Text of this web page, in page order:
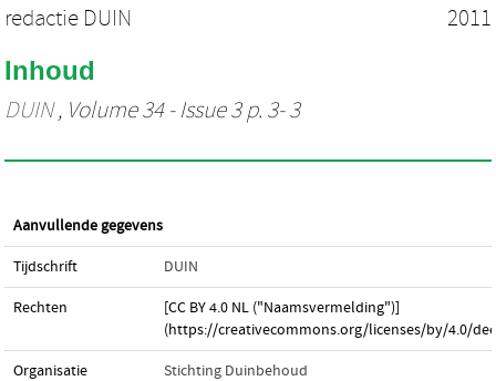
redactie DUIN 2011
Inhoud
DUIN, Volume 34 - Issue 3 p. 3- 3
Aanvullende gegevens
Tijdschrift DUIN
Rechten
[CC BY 4.0 NL ("Naamsvermelding")]
(https://creativecommons.org/licenses/by/4.0/
Organisatie Stichting Duinbehoud